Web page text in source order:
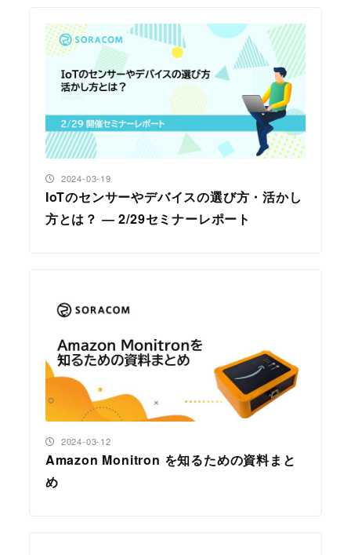
IoTのセンサーやデバイスの選び方・活かし
方とは？ ― 2/29セミナーレポート
投稿日
2024-03-19
Amazon Monitron を知るための資料まと
め
投稿日
2024-03-12